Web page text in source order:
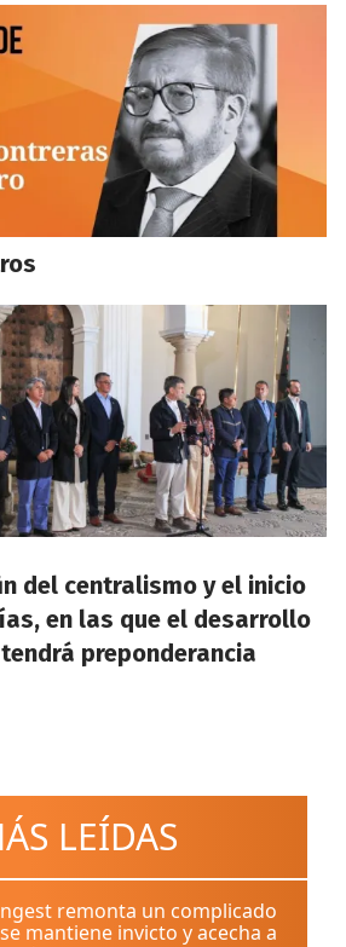
del centralismo y el inicio
en las que el desarrollo
preponderancia
LEÍDAS
remonta un complicado
mantiene invicto y acecha a